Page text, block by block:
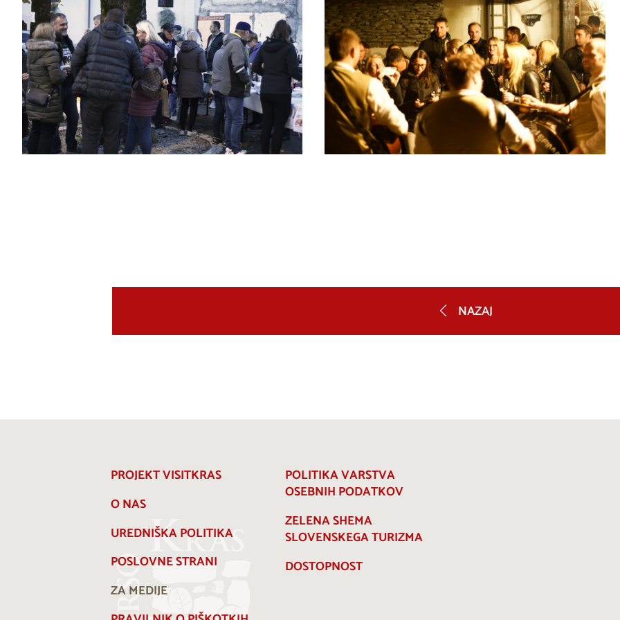
NAZAJ
PROJEKT VISITKRAS
O NAS
UREDNIŠKA POLITIKA
POSLOVNE STRANI
ZA MEDIJE
POLITIKA VARSTVA
OSEBNIH PODATKOV
ZELENA SHEMA
SLOVENSKEGA TURIZMA
DOSTOPNOST